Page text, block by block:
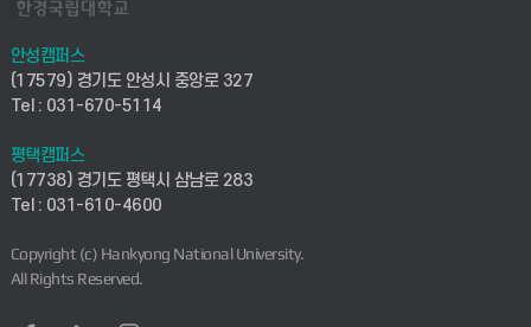
컴퓨터응용수학부
ICT로봇기계공학부
전자전기공학부
디자인건축융합학부
시설바로처리서비스
연구실안전관리시스템
산학연구관리시스템
찾아오시는길(평택)
취업지원센터
창업지원센터
현장실습지원센터
안성캠퍼스
(17579) 경기도 안성시 중앙로 327
Tel : 031-670-5114
평택캠퍼스
(17738) 경기도 평택시 삼남로 283
Tel : 031-610-4600
Copyright (c) Hankyong National University.
All Rights Reserved.